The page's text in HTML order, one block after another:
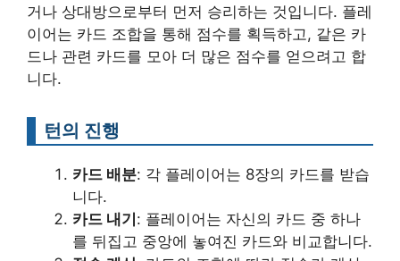
거나 상대방으로부터 먼저 승리하는 것입니다. 플레
이어는 카드 조합을 통해 점수를 획득하고, 같은 카
드나 관련 카드를 모아 더 많은 점수를 얻으려고 합
니다.
턴의 진행
카드 배분: 각 플레이어는 8장의 카드를 받습
니다.
카드 내기 : 플레이어는 자신의 카드 중 하나
를 뒤집고 중앙에 놓여진 카드와 비교합니다.